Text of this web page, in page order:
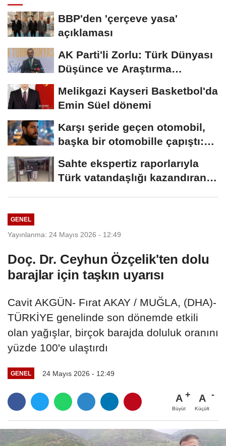
BBP'den 'çerçeve yasa'
açıklaması
AK Parti'li Zorlu: Türk Dünyası
Düşünce ve Araştırma
Melikgazi Kayseri Basketbol'da
Emin Süel dönemi
Karşı şeride geçen otomobil,
başka bir otomobille çapıştı:
Sahte ekspertiz raporlarıyla
Türk vatandaşlığı kazandıran
GENEL
Yayınlanma: 24 Mayıs 2026 - 12:49
Doç. Dr. Ceyhun Özçelik'ten dolu
barajlar için taşkın uyarısı
Cavit AKGÜN- Fırat AKAY / MUĞLA, (DHA)-
TÜRKİYE genelinde son dönemde etkili
olan yağışlar, birçok barajda doluluk oranını
yüzde 100'e ulaştırdı
GENEL 24 Mayıs 2026 - 12:49
A
Büyüt
A
Küçült